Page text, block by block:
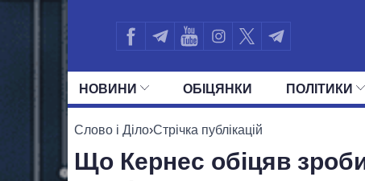
НОВИНИ ОБIЦЯНКИ ПОЛIТИКИ
УСІ ПОЛІТИКИ
Слово і Діло›Стрічка публікацій
Що Кернес обіцяв